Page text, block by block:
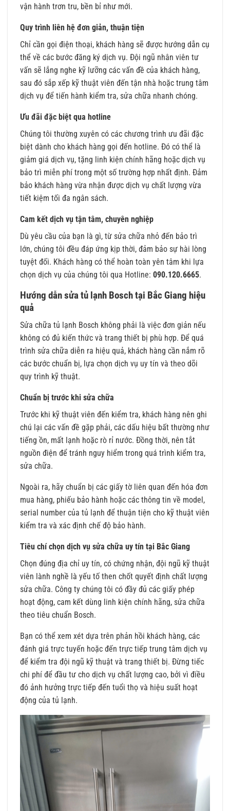
vận hành trơn tru, bền bỉ như mới.
Quy trình liên hệ đơn giản, thuận tiện
Chỉ cần gọi điện thoại, khách hàng sẽ được hướng dẫn cụ
thể về các bước đăng ký dịch vụ. Đội ngũ nhân viên tư
vấn sẽ lắng nghe kỹ lưỡng các vấn đề của khách hàng,
sau đó sắp xếp kỹ thuật viên đến tận nhà hoặc trung tâm
dịch vụ để tiến hành kiểm tra, sửa chữa nhanh chóng.
Ưu đãi đặc biệt qua hotline
Chúng tôi thường xuyên có các chương trình ưu đãi đặc
biệt dành cho khách hàng gọi đến hotline. Đó có thể là
giảm giá dịch vụ, tặng linh kiện chính hãng hoặc dịch vụ
bảo trì miễn phí trong một số trường hợp nhất định. Đảm
bảo khách hàng vừa nhận được dịch vụ chất lượng vừa
tiết kiệm tối đa ngân sách.
Cam kết dịch vụ tận tâm, chuyên nghiệp
Dù yêu cầu của bạn là gì, từ sửa chữa nhỏ đến bảo trì
lớn, chúng tôi đều đáp ứng kịp thời, đảm bảo sự hài lòng
tuyệt đối. Khách hàng có thể hoàn toàn yên tâm khi lựa
chọn dịch vụ của chúng tôi qua Hotline: 090.120.6665.
Hướng dẫn sửa tủ lạnh Bosch tại Bắc Giang hiệu
quả
Sửa chữa tủ lạnh Bosch không phải là việc đơn giản nếu
không có đủ kiến thức và trang thiết bị phù hợp. Để quá
trình sửa chữa diễn ra hiệu quả, khách hàng cần nắm rõ
các bước chuẩn bị, lựa chọn dịch vụ uy tín và theo dõi
quy trình kỹ thuật.
Chuẩn bị trước khi sửa chữa
Trước khi kỹ thuật viên đến kiểm tra, khách hàng nên ghi
chú lại các vấn đề gặp phải, các dấu hiệu bất thường như
tiếng ồn, mất lạnh hoặc rò rỉ nước. Đồng thời, nên tắt
nguồn điện để tránh nguy hiểm trong quá trình kiểm tra,
sửa chữa.
Ngoài ra, hãy chuẩn bị các giấy tờ liên quan đến hóa đơn
mua hàng, phiếu bảo hành hoặc các thông tin về model,
serial number của tủ lạnh để thuận tiện cho kỹ thuật viên
kiểm tra và xác định chế độ bảo hành.
Tiêu chí chọn dịch vụ sửa chữa uy tín tại Bắc Giang
Chọn đúng địa chỉ uy tín, có chứng nhận, đội ngũ kỹ thuật
viên lành nghề là yếu tố then chốt quyết định chất lượng
sửa chữa. Công ty chúng tôi có đầy đủ các giấy phép
hoạt động, cam kết dùng linh kiện chính hãng, sửa chữa
theo tiêu chuẩn Bosch.
Bạn có thể xem xét dựa trên phản hồi khách hàng, các
đánh giá trực tuyến hoặc đến trực tiếp trung tâm dịch vụ
để kiểm tra đội ngũ kỹ thuật và trang thiết bị. Đừng tiếc
chi phí để đầu tư cho dịch vụ chất lượng cao, bởi vì điều
đó ảnh hưởng trực tiếp đến tuổi thọ và hiệu suất hoạt
động của tủ lạnh.